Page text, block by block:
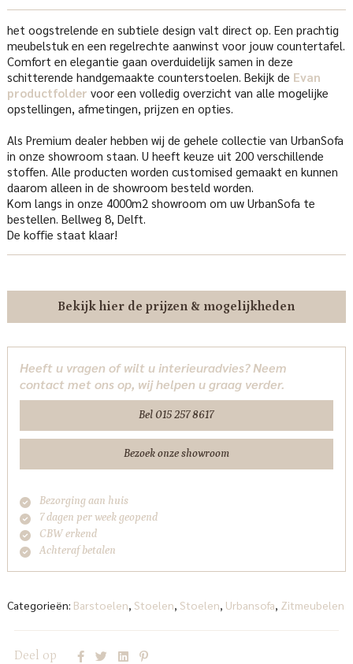
was:
€495.00.
is:
€415.00.
het oogstrelende en subtiele design valt direct op. Een prachtig
meubelstuk en een regelrechte aanwinst voor jouw countertafel.
Comfort en elegantie gaan overduidelijk samen in deze
schitterende handgemaakte counterstoelen. Bekijk de Evan
productfolder voor een volledig overzicht van alle mogelijke
opstellingen, afmetingen, prijzen en opties.
Als Premium dealer hebben wij de gehele collectie van UrbanSofa
in onze showroom staan. U heeft keuze uit 200 verschillende
stoffen. Alle producten worden customised gemaakt en kunnen
daarom alleen in de showroom besteld worden.
Kom langs in onze 4000m2 showroom om uw UrbanSofa te
bestellen. Bellweg 8, Delft.
De koffie staat klaar!
Bekijk hier de prijzen & mogelijkheden
Heeft u vragen of wilt u interieuradvies? Neem
contact met ons op, wij helpen u graag verder.
Bel 015 257 8617
Bezoek onze showroom
Bezorging aan huis
7 dagen per week geopend
CBW erkend
Achteraf betalen
Categorieën: Barstoelen Stoelen Stoelen Urbansofa Zitmeubelen
Deel op